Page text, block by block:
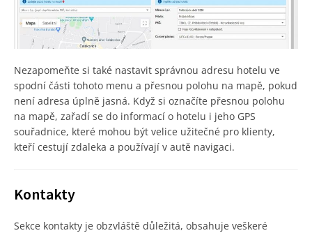
Nezapomeňte si také nastavit správnou adresu hotelu ve
spodní části tohoto menu a přesnou polohu na mapě, pokud
není adresa úplně jasná. Když si označíte přesnou polohu
na mapě, zařadí se do informací o hotelu i jeho GPS
souřadnice, které mohou být velice užitečné pro klienty,
kteří cestují zdaleka a používají v autě navigaci.
Kontakty
Sekce kontakty je obzvláště důležitá, obsahuje veškeré